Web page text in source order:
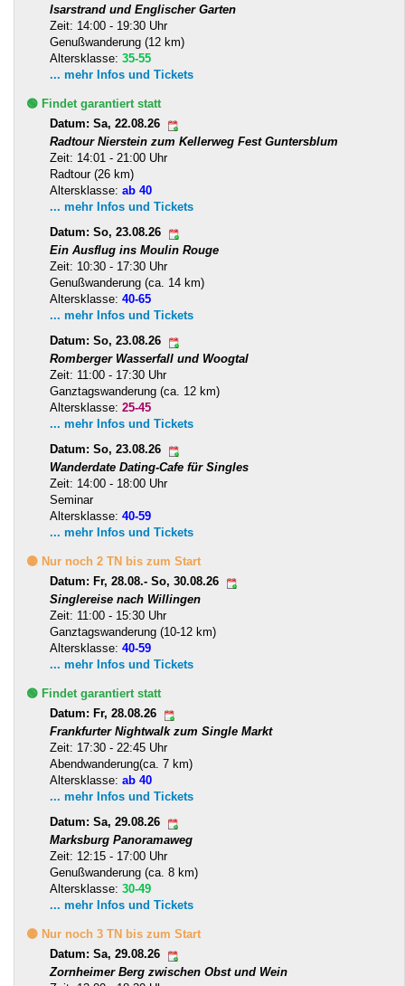
Isarstrand und Englischer Garten
Zeit: 14:00 - 19:30 Uhr
Genußwanderung (12 km)
Altersklasse: 35-55
... mehr Infos und Tickets
🟢 Findet garantiert statt
Datum: Sa, 22.08.26
Radtour Nierstein zum Kellerweg Fest Guntersblum
Zeit: 14:01 - 21:00 Uhr
Radtour (26 km)
Altersklasse: ab 40
... mehr Infos und Tickets
Datum: So, 23.08.26
Ein Ausflug ins Moulin Rouge
Zeit: 10:30 - 17:30 Uhr
Genußwanderung (ca. 14 km)
Altersklasse: 40-65
... mehr Infos und Tickets
Datum: So, 23.08.26
Romberger Wasserfall und Woogtal
Zeit: 11:00 - 17:30 Uhr
Ganztagswanderung (ca. 12 km)
Altersklasse: 25-45
... mehr Infos und Tickets
Datum: So, 23.08.26
Wanderdate Dating-Cafe für Singles
Zeit: 14:00 - 18:00 Uhr
Seminar
Altersklasse: 40-59
... mehr Infos und Tickets
🟡 Nur noch 2 TN bis zum Start
Datum: Fr, 28.08.- So, 30.08.26
Singlereise nach Willingen
Zeit: 11:00 - 15:30 Uhr
Ganztagswanderung (10-12 km)
Altersklasse: 40-59
... mehr Infos und Tickets
🟢 Findet garantiert statt
Datum: Fr, 28.08.26
Frankfurter Nightwalk zum Single Markt
Zeit: 17:30 - 22:45 Uhr
Abendwanderung(ca. 7 km)
Altersklasse: ab 40
... mehr Infos und Tickets
Datum: Sa, 29.08.26
Marksburg Panoramaweg
Zeit: 12:15 - 17:00 Uhr
Genußwanderung (ca. 8 km)
Altersklasse: 30-49
... mehr Infos und Tickets
🟡 Nur noch 3 TN bis zum Start
Datum: Sa, 29.08.26
Zornheimer Berg zwischen Obst und Wein